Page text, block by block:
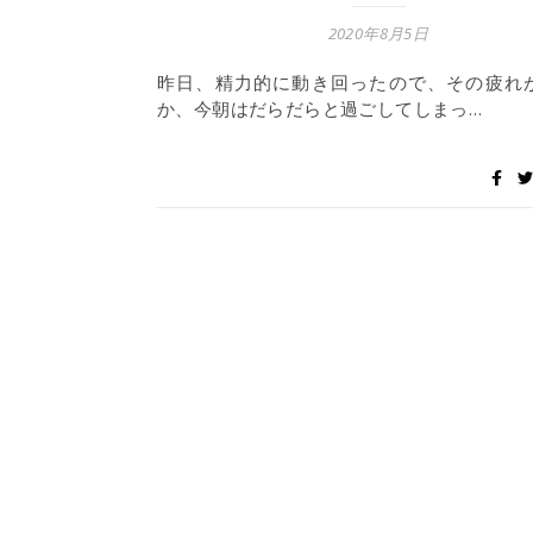
2020年8月5日
昨日、精力的に動き回ったので、その疲れ
か、今朝はだらだらと過ごしてしまっ…